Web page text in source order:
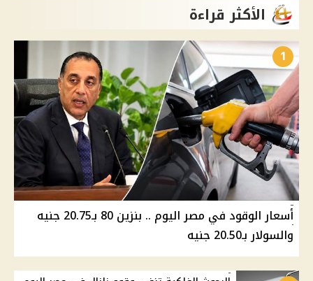
الأكثر قراءة
1
أسعار الوقود في مصر اليوم .. بنزين 80 بـ20.75 جنيه
والسولار بـ20.50 جنيه